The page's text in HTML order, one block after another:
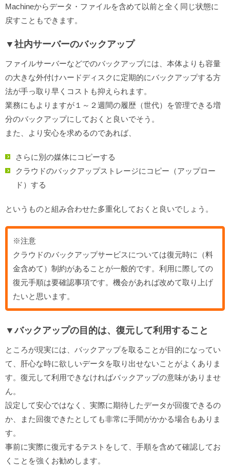
Machineからデータ・ファイルを含めて以前と全く同じ状態に
戻すこともできます。
▼社内サーバーのバックアップ
ファイルサーバーなどでのバックアップには、本体よりも容量
の大きな外付けハードディスクに定期的にバックアップする方
法が手っ取り早くコストも抑えられます。
業務にもよりますが１～２週間の履歴（世代）を管理できる増
分のバックアップにしておくと良いでそう。
また、より安心を求めるのであれば、
さらに別の媒体にコピーする
クラウドのバックアップストレージにコピー（アップロー
ド）する
というものと組み合わせた多重化しておくと良いでしょう。
※注意
クラウドのバックアップサービスについては復元時に（料
金含めて）制約があることが一般的です。利用に際しての
復元手順は要確認事項です。機会があれば改めて取り上げ
たいと思います。
▼バックアップの目的は、復元して利用すること
ところが現実には、バックアップを取ることが目的になってい
て、肝心な時に欲しいデータを取り出せないことがよくありま
す。復元して利用できなければバックアップの意味がありませ
ん。
設定して安心ではなく、実際に期待したデータが回復できるの
か、また回復できたとしても非常に手間がかかる場合もありま
す。
事前に実際に復元するテストをして、手順を含めて確認してお
くことを強くお勧めします。